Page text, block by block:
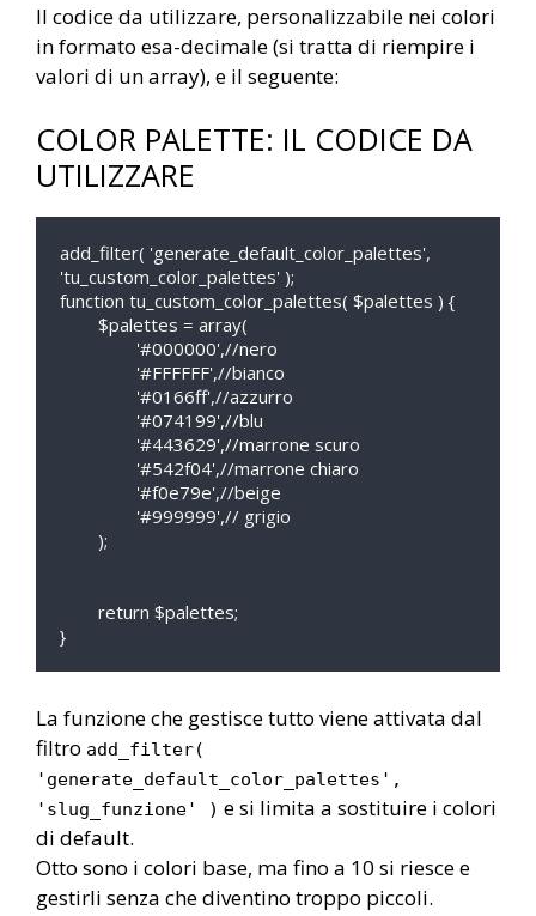
Il codice da utilizzare, personalizzabile nei colori
in formato esa-decimale (si tratta di riempire i
valori di un array), e il seguente:
COLOR PALETTE: IL CODICE DA
UTILIZZARE
add_filter( 'generate_default_color_palettes',
'tu_custom_color_palettes' );
function tu_custom_color_palettes( $palettes ) {
}
La funzione che gestisce tutto viene attivata dal
filtro add_filter(
'generate_default_color_palettes',
'slug_funzione' ) e si limita a sostituire i colori
di default.
Otto sono i colori base, ma fino a 10 si riesce e
gestirli senza che diventino troppo piccoli.